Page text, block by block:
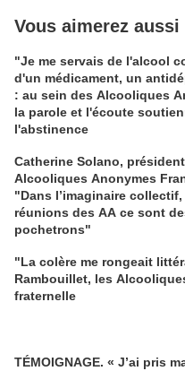
Vous aimerez aussi
"Je me servais de l'alcool
d'un médicament, un
: au sein des Alcooliques
la parole et l'écoute
l'abstinence
Catherine Solano,
Alcooliques Anonymes
"Dans l’imaginaire collectif,
réunions des AA ce sont
pochetrons"
"La colère me rongeait
Rambouillet, les
fraternelle
TÉMOIGNAGE. « J’ai pris